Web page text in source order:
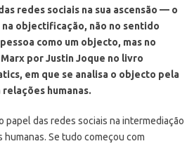
redes sociais na sua ascensão — o
objectificação, não no sentido
como um objecto, mas no
por Justin Joque no livro
em que se analisa o objecto pela
humanas.
papel das redes sociais na intermediação
humanas. Se tudo começou com